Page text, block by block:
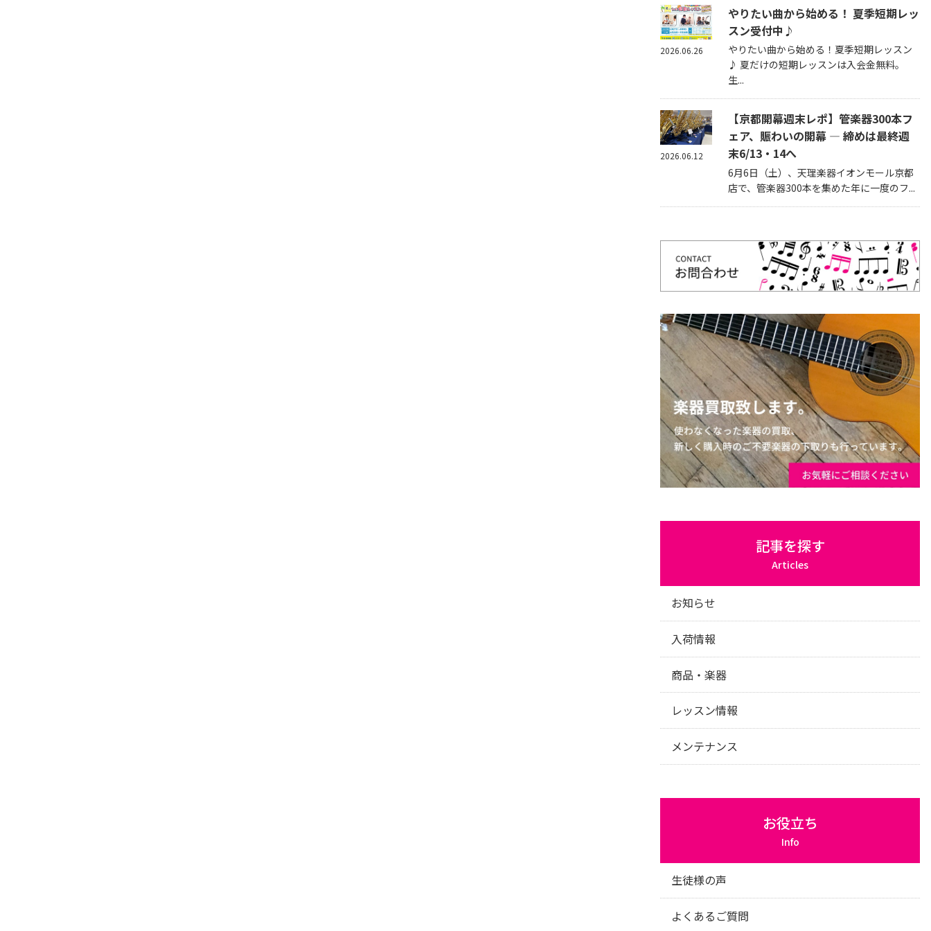
やりたい曲から始める！ 夏季短期レッ
スン受付中♪
やりたい曲から始める！夏季短期レッスン
♪ 夏だけの短期レッスンは入会金無料。
生...
2026.06.26
【京都開幕週末レポ】管楽器300本フ
ェア、賑わいの開幕 — 締めは最終週
末6/13・14へ
6月6日（土）、天理楽器イオンモール京都
店で、管楽器300本を集めた年に一度のフ...
2026.06.12
記事を探す
Articles
お知らせ
入荷情報
商品・楽器
レッスン情報
メンテナンス
お役立ち
Info
生徒様の声
よくあるご質問